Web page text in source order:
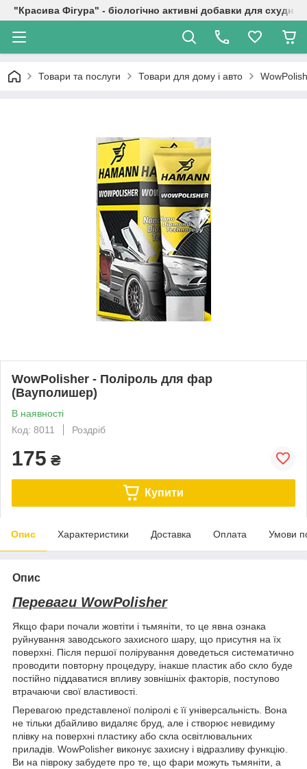
"Красива Фігура" - біологічно активні добавки для
Товари та послуги Товари для дому і авто
WowPolisher - Поліроль для фар
(Вауполишер)
В наявності
Код: 8011
Роздріб
175 ₴
Купити
Опис Характеристики Доставка Оплата Умови
Опис
Переваги WowPolisher
Якщо фари почали жовтіти і тьмяніти, то це явна ознака
руйнування заводського захисного шару, що присутня на їх
поверхні. Після першої полірування доведеться систематично
проводити повторну процедуру, інакше пластик або скло буде
постійно піддаватися впливу зовнішніх факторів, поступово
втрачаючи свої властивості.
Перевагою представленої поліролі є її універсальність. Вона
не тільки дбайливо видаляє бруд, але і створює невидиму
плівку на поверхні пластику або скла освітлювальних
приладів. WowPolisher виконує захисну і відразливу функцію.
Ви на півроку забудете про те, що фари можуть тьмяніти, а